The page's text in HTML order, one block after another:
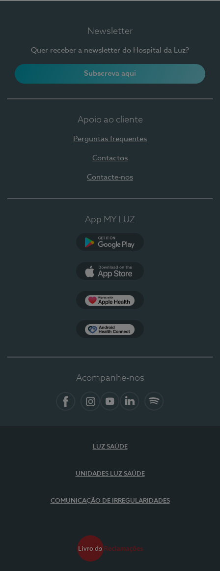
Newsletter
Quer receber a newsletter do Hospital da Luz?
Subscreva aqui
Apoio ao cliente
Perguntas frequentes
Contactos
Contacte-nos
App MY LUZ
Acompanhe-nos
LUZ SAÚDE
UNIDADES LUZ SAÚDE
COMUNICAÇÃO DE IRREGULARIDADES